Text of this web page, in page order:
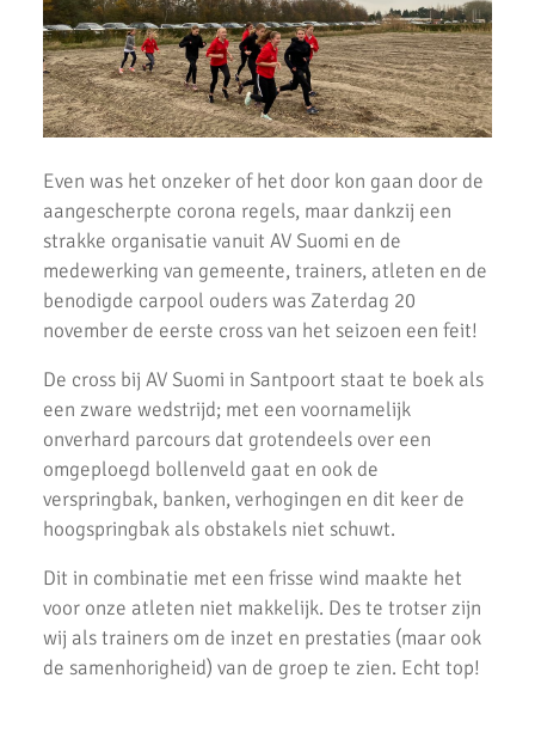
AKU atleten Roel Verlaan en Sophie de Lange op het podium bij
NK atletiek.
Succesvolle atletiek clinic bij AKU
AKU jeugd succesvol tijdens Noord-Hollandse cross finale
AKU atleet Siem Verlaan Nationaal indoor kampioen
AKU jeugdatleten in de prijzen tijdens Nederlandse
Kampioenschappen.
Atleten enthousiast over zware cross bij AKU
37 Nieuwe Club Records
Nationale Estafette Kampioenschappen 2023
Regionale pupillen competitie finale 2023
AKU junioren succesvol tijdens landelijke finales
AKU Junioren 5e en 8e in landelijke Finale D
Emmanuella Amani Nederlands Kampioen hoogspringen
Roel Verlaan Nederlands Kampioen Vortexwerpen U12
Even was het onzeker of het door kon gaan door de
aangescherpte corona regels, maar dankzij een
strakke organisatie vanuit AV Suomi en de
medewerking van gemeente, trainers, atleten en de
benodigde carpool ouders was Zaterdag 20
november de eerste cross van het seizoen een feit!
De cross bij AV Suomi in Santpoort staat te boek als
een zware wedstrijd; met een voornamelijk
onverhard parcours dat grotendeels over een
omgeploegd bollenveld gaat en ook de
verspringbak, banken, verhogingen en dit keer de
hoogspringbak als obstakels niet schuwt.
Dit in combinatie met een frisse wind maakte het
voor onze atleten niet makkelijk. Des te trotser zijn
wij als trainers om de inzet en prestaties (maar ook
de samenhorigheid) van de groep te zien. Echt top!